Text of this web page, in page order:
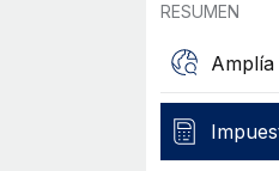
RESUMEN